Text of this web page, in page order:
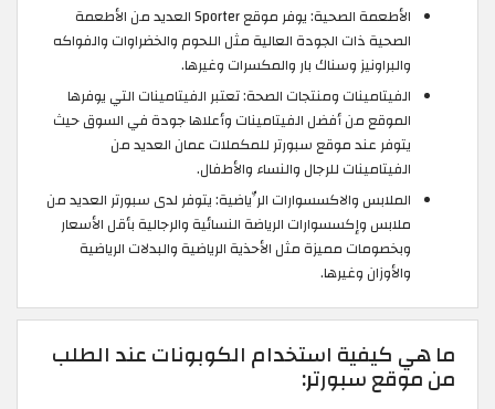
الأطعمة الصحية: يوفر موقع Sporter العديد من الأطعمة
الصحية ذات الجودة العالية مثل اللحوم والخضراوات والفواكه
والبراونيز وسناك بار والمكسرات وغيرها.
الفيتامينات ومنتجات الصحة: تعتبر الفيتامينات التي يوفرها
الموقع من أفضل الفيتامينات وأعلاها جودة في السوق حيث
يتوفر عند موقع سبورتر للمكملات عمان العديد من
الفيتامينات للرجال والنساء والأطفال.
الملابس والاكسسوارات الرِّياضية: يتوفر لدى سبورتر العديد من
ملابس وإكسسوارات الرياضة النسائية والرجالية بأقل الأسعار
وبخصومات مميزة مثل الأحذية الرياضية والبدلات الرياضية
والأوزان وغيرها.
ما هي كيفية استخدام الكوبونات عند الطلب
من موقع سبورتر: